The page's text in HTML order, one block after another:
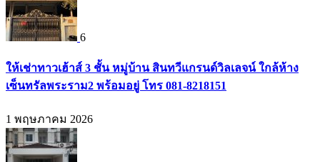
6
ให้เช่าทาวเฮ้าส์ 3 ชั้น หมู่บ้าน สินทวีแกรนด์วิลเลจน์ ใกล้ห้าง
เซ็นทรัลพระราม2 พร้อมอยู่ โทร 081-8218151
1 พฤษภาคม 2026